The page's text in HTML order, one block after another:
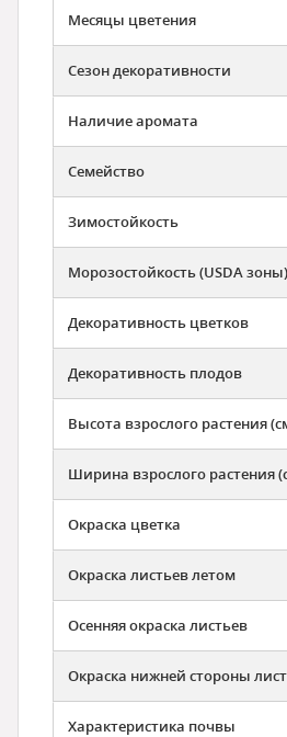
Месяцы цветения
Сезон декоративности
Наличие аромата
Семейство
Зимостойкость
Морозостойкость (USDA зоны)
Декоративность цветков
Декоративность плодов
Высота взрослого растения
Ширина взрослого растения
Окраска цветка
Окраска листьев летом
Осенняя окраска листьев
Окраска нижней стороны
Характеристика почвы